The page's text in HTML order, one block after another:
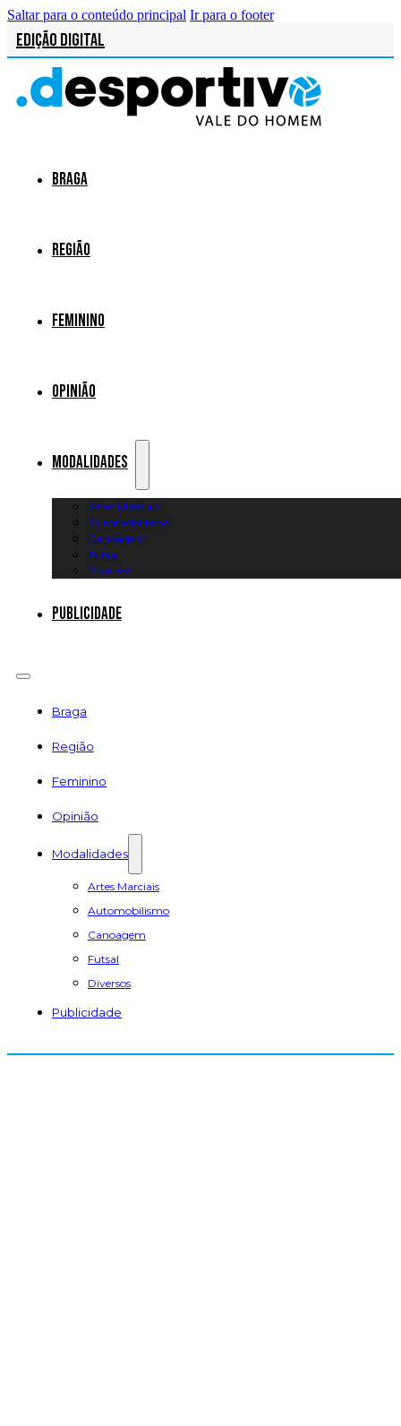
Saltar para o conteúdo principal Ir para o footer
Edição Digital
Braga
Região
Feminino
Opinião
Modalidades
Artes Marciais
Automobilismo
Canoagem
Futsal
Diversos
Publicidade
Braga
Região
Feminino
Opinião
Modalidades
Artes Marciais
Automobilismo
Canoagem
Futsal
Diversos
Publicidade